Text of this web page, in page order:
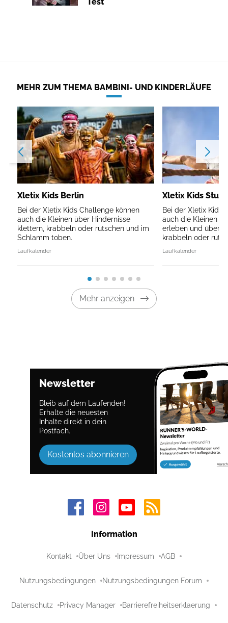
MEHR ZUM THEMA BAMBINI- UND KINDERLÄUFE
Xletix Kids Berlin
Bei der Xletix Kids Challenge können
auch die Kleinen über Hindernisse
klettern, krabbeln oder rutschen und im
Schlamm toben.
Laufkalender
Xletix Kids
Bei der Xletix Kids
auch die Kleinen
erleben und über
krabbeln oder
Laufkalender
Mehr anzeigen
Newsletter
Bleib auf dem Laufenden!
Erhalte die neuesten
Inhalte direkt in dein
Postfach.
Kostenlos abonnieren
Information
Kontakt Über Uns Impressum AGB
Nutzungsbedingungen Nutzungsbedingungen Forum
Datenschutz Privacy Manager Barrierefreiheitserklaerung